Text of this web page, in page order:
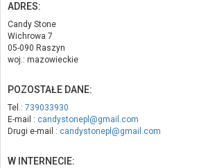
ADRES:
Candy Stone
Wichrowa 7
05-090 Raszyn
woj.: mazowieckie
POZOSTAŁE DANE:
Tel.: 739033930
E-mail : candystonepl@gmail.com
Drugi e-mail : candystonepl@gmail.com
W INTERNECIE: